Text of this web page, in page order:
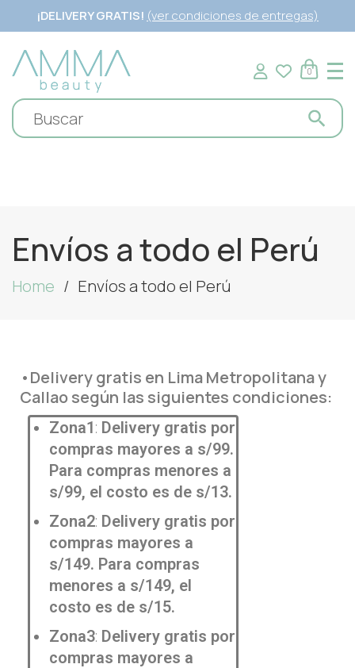
¡DELIVERY GRATIS! (ver condiciones de entregas)
0
Envíos a todo el Perú
Home Envíos a todo el Perú
•Delivery gratis en Lima Metropolitana y
Callao según las siguientes condiciones:
Zona1: Delivery gratis por
compras mayores a s/99.
Para compras menores a
s/99, el costo es de s/13.
Zona2: Delivery gratis por
compras mayores a
s/149. Para compras
menores a s/149, el
costo es de s/15.
Zona3: Delivery gratis por
compras mayores a